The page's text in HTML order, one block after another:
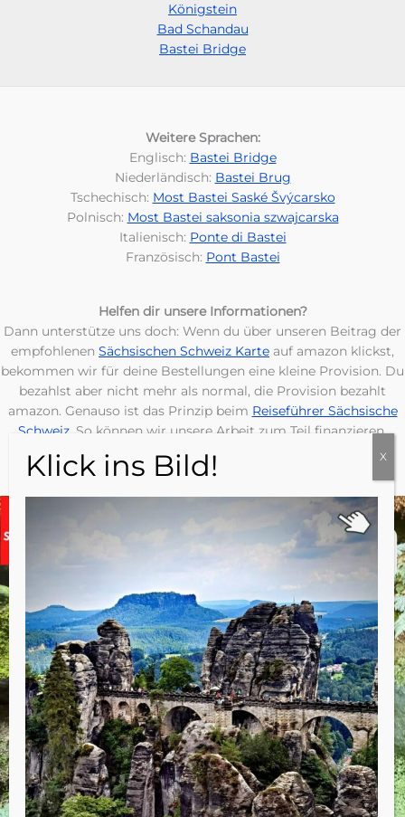
Königstein
Bad Schandau
Bastei Bridge
Weitere Sprachen:
Englisch: Bastei Bridge
Niederländisch: Bastei Brug
Tschechisch: Most Bastei Saské Švýcarsko
Polnisch: Most Bastei saksonia szwajcarska
Italienisch: Ponte di Bastei
Französisch: Pont Bastei
Helfen dir unsere Informationen?
Dann unterstütze uns doch: Wenn du über unseren Beitrag der
empfohlenen Sächsischen Schweiz Karte auf amazon klickst,
bekommen wir für deine Bestellungen eine kleine Provision. Du
bezahlst aber nicht mehr als normal, die Provision bezahlt
amazon. Genauso ist das Prinzip beim Reiseführer Sächsische
Schweiz . So können wir unsere Arbeit zum Teil finanzieren.
Herzlichen Dank dafür.